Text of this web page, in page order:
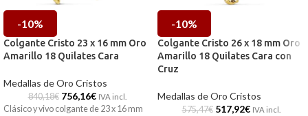
-10%
Colgante Cristo 23 x 16 mm Oro
Amarillo 18 Quilates Cara
Medallas de Oro Cristos
840,18€ 756,16€ IVA incl.
Clásico y vivo colgante de 23 x 16 mm
-10%
Colgante Cristo 26 x 18 mm Oro
Amarillo 18 Quilates Cara con
Cruz
Medallas de Oro Cristos
575,47€ 517,92€ IVA incl.